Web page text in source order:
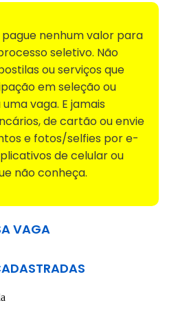
pague nenhum valor para
seletivo. Não
ou serviços que
em seleção ou
vaga. E jamais
de cartão ou envie
e fotos/selfies por e-
de celular ou
não conheça.
VAGA